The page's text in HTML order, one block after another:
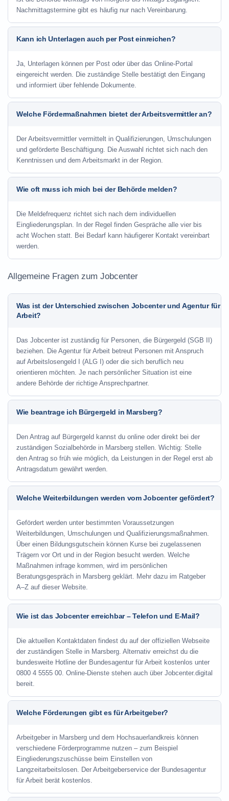
Nachmittagstermine gibt es häufig nur nach Vereinbarung.
Kann ich Unterlagen auch per Post einreichen?
Ja, Unterlagen können per Post oder über das Online-Portal
eingereicht werden. Die zuständige Stelle bestätigt den Eingang
und informiert über fehlende Dokumente.
Welche Fördermaßnahmen bietet der Arbeitsvermittler an?
Der Arbeitsvermittler vermittelt in Qualifizierungen, Umschulungen
und geförderte Beschäftigung. Die Auswahl richtet sich nach den
Kenntnissen und dem Arbeitsmarkt in der Region.
Wie oft muss ich mich bei der Behörde melden?
Die Meldefrequenz richtet sich nach dem individuellen
Eingliederungsplan. In der Regel finden Gespräche alle vier bis
acht Wochen statt. Bei Bedarf kann häufigerer Kontakt vereinbart
werden.
Allgemeine Fragen zum Jobcenter
Was ist der Unterschied zwischen Jobcenter und Agentur für
Arbeit?
Das Jobcenter ist zuständig für Personen, die Bürgergeld (SGB II)
beziehen. Die Agentur für Arbeit betreut Personen mit Anspruch
auf Arbeitslosengeld I (ALG I) oder die sich beruflich neu
orientieren möchten. Je nach persönlicher Situation ist eine
andere Behörde der richtige Ansprechpartner.
Wie beantrage ich Bürgergeld in Marsberg?
Den Antrag auf Bürgergeld kannst du online oder direkt bei der
zuständigen Sozialbehörde in Marsberg stellen. Wichtig: Stelle
den Antrag so früh wie möglich, da Leistungen in der Regel erst ab
Antragsdatum gewährt werden.
Welche Weiterbildungen werden vom Jobcenter gefördert?
Gefördert werden unter bestimmten Voraussetzungen
Weiterbildungen, Umschulungen und Qualifizierungsmaßnahmen.
Über einen Bildungsgutschein können Kurse bei zugelassenen
Trägern vor Ort und in der Region besucht werden. Welche
Maßnahmen infrage kommen, wird im persönlichen
Beratungsgespräch in Marsberg geklärt. Mehr dazu im Ratgeber
A–Z auf dieser Website.
Wie ist das Jobcenter erreichbar – Telefon und E-Mail?
Die aktuellen Kontaktdaten findest du auf der offiziellen Webseite
der zuständigen Stelle in Marsberg. Alternativ erreichst du die
bundesweite Hotline der Bundesagentur für Arbeit kostenlos unter
0800 4 5555 00. Online-Dienste stehen auch über Jobcenter.digital
bereit.
Welche Förderungen gibt es für Arbeitgeber?
Arbeitgeber in Marsberg und dem Hochsauerlandkreis können
verschiedene Förderprogramme nutzen – zum Beispiel
Eingliederungszuschüsse beim Einstellen von
Langzeitarbeitslosen. Der Arbeitgeberservice der Bundesagentur
für Arbeit berät kostenlos.